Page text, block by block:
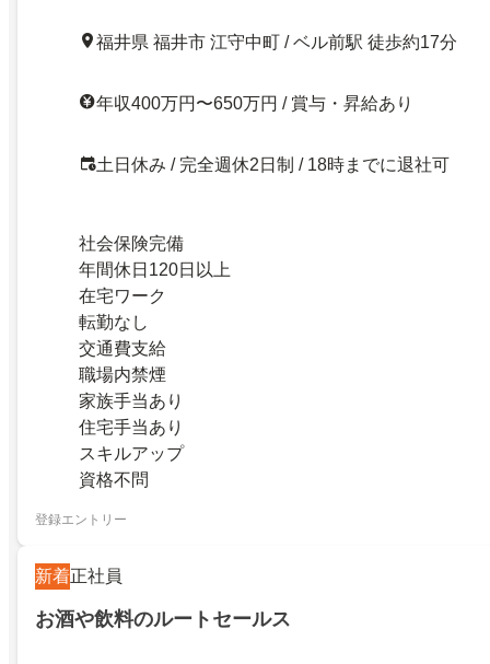
福井県 福井市 江守中町 / ベル前駅 徒歩約17分
年収400万円〜650万円 / 賞与・昇給あり
土日休み / 完全週休2日制 / 18時までに退社可
社会保険完備
年間休日120日以上
在宅ワーク
転勤なし
交通費支給
職場内禁煙
家族手当あり
住宅手当あり
スキルアップ
資格不問
登録エントリー
新着正社員
お酒や飲料のルートセールス